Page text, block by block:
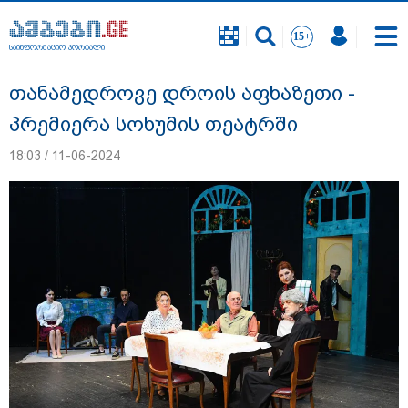
საინფორმაციო პორტალი
გიგა ავალიანის საქმეზე დაკავებულ ორ
არასრულწლოვანს, ნია იმნაძესა და
ანასტასია ბერუაშვილს აღკვეთის
ღონისძიების სახით პატიმრობა
საინფორმაციო პორტალი
თანამედროვე დროის აფხაზეთი -
პრემიერა სოხუმის თეატრში
18:03 / 11-06-2024